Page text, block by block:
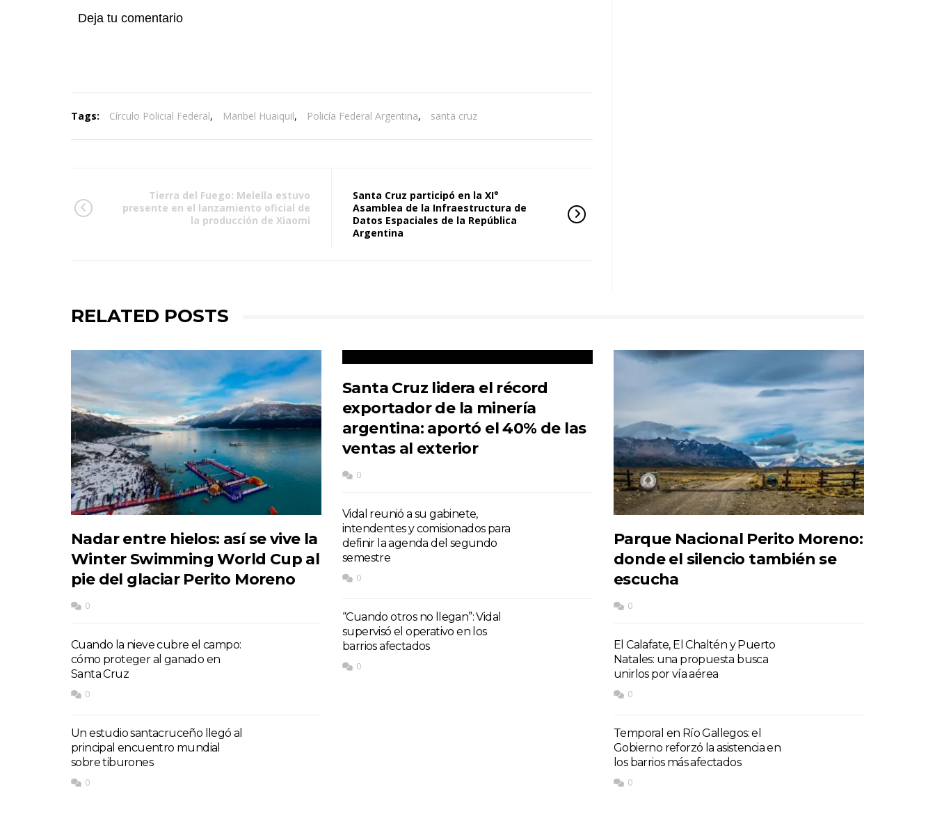
Deja tu comentario
Tags: Círculo Policial Federal, Maribel Huaiquil, Policía Federal Argentina, santa cruz
Tierra del Fuego: Melella estuvo
presente en el lanzamiento oficial de
la producción de Xiaomi
Santa Cruz participó en la XI°
Asamblea de la Infraestructura de
Datos Espaciales de la República
Argentina
RELATED POSTS
Nadar entre hielos: así se vive la
Winter Swimming World Cup al
pie del glaciar Perito Moreno
0
Cuando la nieve cubre el campo:
cómo proteger al ganado en
Santa Cruz
0
Un estudio santacruceño llegó al
principal encuentro mundial
sobre tiburones
0
Santa Cruz lidera el récord
exportador de la minería
argentina: aportó el 40% de las
ventas al exterior
0
Vidal reunió a su gabinete,
intendentes y comisionados para
definir la agenda del segundo
semestre
0
“Cuando otros no llegan”: Vidal
supervisó el operativo en los
barrios afectados
0
Parque Nacional Perito Moreno:
donde el silencio también se
escucha
0
El Calafate, El Chaltén y Puerto
Natales: una propuesta busca
unirlos por vía aérea
0
Temporal en Río Gallegos: el
Gobierno reforzó la asistencia en
los barrios más afectados
0